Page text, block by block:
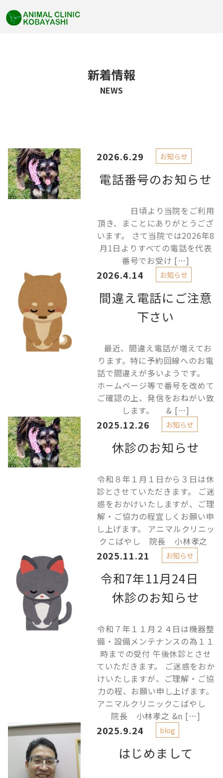
新着情報
NEWS
電話番号のお知らせ
2026.6.29 お知らせ
日頃より当院をご利用
頂き、まことにありがとうござ
います。 さて当院では2026年8
月1日よりすべての電話を代表
番号でお受け […]
間違え電話にご注意
下さい
2026.4.14 お知らせ
最近、間違え電話が増えてお
ります。特に予約回線へのお電
話で間違えが多いようです。
ホームページ等で番号を改めて
ご確認の上、発信をおねがい致
します。 & […]
休診のお知らせ
2025.12.26 お知らせ
令和８年１月１日から３日は休
診とさせていただきます。 ご迷
惑をおかけいたしますが、ご理
解・ご協力の程宜しくお願い申
し上げます。 アニマルクリニッ
クこばやし 院長 小林孝之
令和7年11月24日
休診のお知らせ
2025.11.21 お知らせ
令和７年１１月２４日は機器整
備・設備メンテナンスの為１１
時までの受付 午後休診とさせ
ていただきます。 ご迷惑をおか
けいたしますが、ご理解・ご協
力の程、お願い申し上げます。
アニマルクリニックこばやし
院長 小林孝之 &n […]
はじめまして
2025.9.24 blog